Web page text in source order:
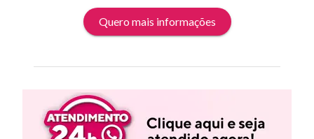
Quero mais informações